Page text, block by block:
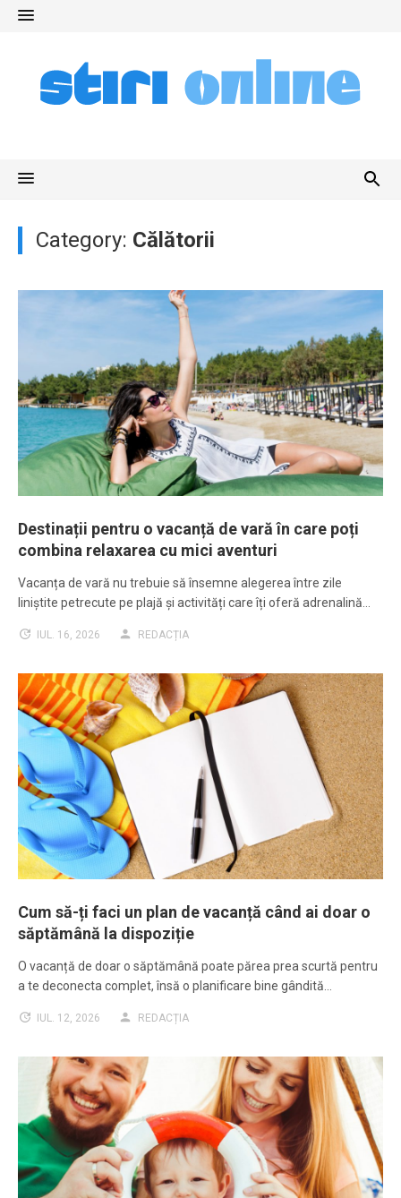
Skip
Category: Călătorii
Destinații pentru o vacanță de vară în care poți
combina relaxarea cu mici aventuri
Vacanța de vară nu trebuie să însemne alegerea între zile
liniștite petrecute pe plajă și activități care îți oferă adrenalină…
IUL. 16, 2026 REDACȚIA
Cum să-ți faci un plan de vacanță când ai doar o
săptămână la dispoziție
O vacanță de doar o săptămână poate părea prea scurtă pentru
a te deconecta complet, însă o planificare bine gândită…
IUL. 12, 2026 REDACȚIA